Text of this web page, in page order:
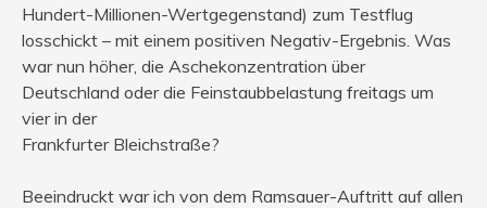
Hundert-Millionen-Wertgegenstand) zum Testflug
losschickt – mit einem positiven Negativ-Ergebnis. Was
war nun höher, die Aschekonzentration über
Deutschland oder die Feinstaubbelastung freitags um
vier in der
Frankfurter Bleichstraße?
Beeindruckt war ich von dem Ramsauer-Auftritt auf allen